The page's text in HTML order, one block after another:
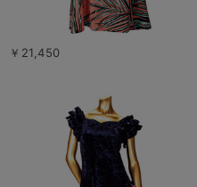
￥21,450